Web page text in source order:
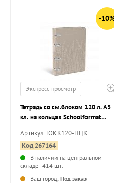
-
Экспресс-просмотр
Тетрадь со см.блоком 120 л. А5
кл. на кольцах Schoolformat
мат.лам.
Артикул ТОКК120-ПЦК
Код 267164
В наличии на центральном
складе - 414 шт.
Ваш город: Под заказ